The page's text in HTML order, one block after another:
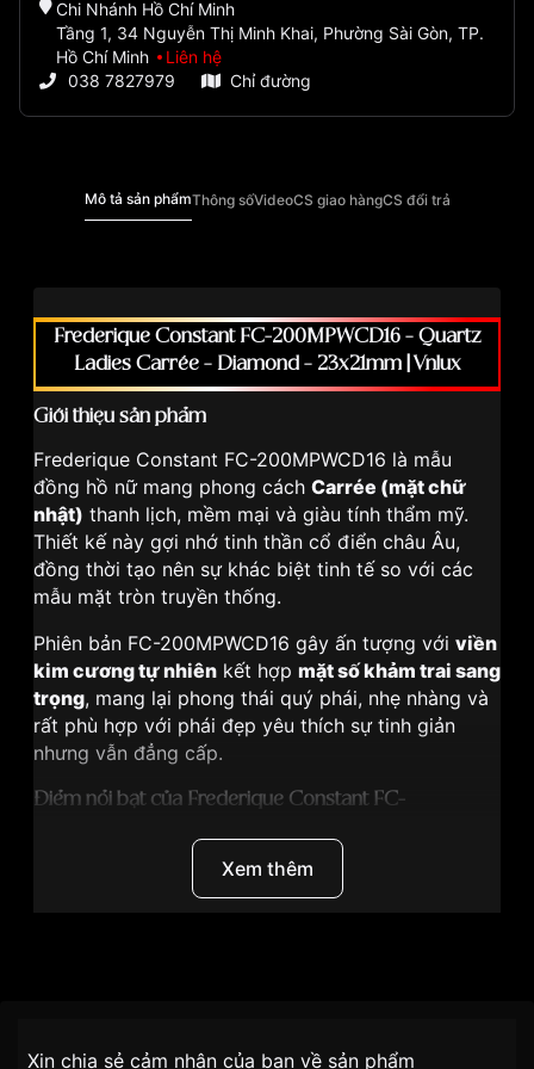
Chi Nhánh Hồ Chí Minh
Tầng 1, 34 Nguyễn Thị Minh Khai, Phường Sài Gòn, TP.
Hồ Chí Minh
Liên hệ
038 7827979
Chỉ đường
Mô tả sản phẩmThông sốVideoCS giao hàngCS đổi trả
Frederique Constant FC-200MPWCD16 – Quartz
Ladies Carrée – Diamond – 23x21mm | Vnlux
Giới thiệu sản phẩm
Frederique Constant FC-200MPWCD16 là mẫu
đồng hồ nữ mang phong cách Carrée (mặt chữ
nhật) thanh lịch, mềm mại và giàu tính thẩm mỹ.
Thiết kế này gợi nhớ tinh thần cổ điển châu Âu,
đồng thời tạo nên sự khác biệt tinh tế so với các
mẫu mặt tròn truyền thống.
Phiên bản FC-200MPWCD16 gây ấn tượng với viền
kim cương tự nhiên kết hợp mặt số khảm trai sang
trọng, mang lại phong thái quý phái, nhẹ nhàng và
rất phù hợp với phái đẹp yêu thích sự tinh giản
nhưng vẫn đẳng cấp.
Điểm nổi bật của Frederique Constant FC-
mặt chữ nhật Carrée
gọn và thoải mái.
Xem thêm
Xin chia sẻ cảm nhận của bạn về sản phẩm